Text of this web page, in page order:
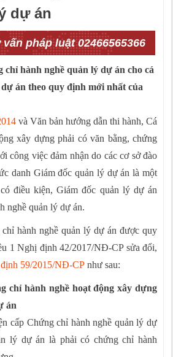
dự án
pháp luật 02466565366
hành nghề quản lý dự án cho cá
án theo quy định mới nhất của
và Văn bản hướng dẫn thi hành, Cá
xây dựng phải có văn bằng, chứng
công việc đảm nhận do các cơ sở đào
danh Giám đốc quản lý dự án là một
có điều kiện, Giám đốc quản lý dự án
nghề quản lý dự án.
hành nghề quản lý dự án được quy
1 Nghị định 42/2017/NĐ-CP sửa đổi,
59/2015/NĐ-CP như sau:
chỉ hành nghề hoạt động xây dựng
án
cấp Chứng chỉ hành nghề quản lý dự
lý dự án là phải có chứng chỉ hành